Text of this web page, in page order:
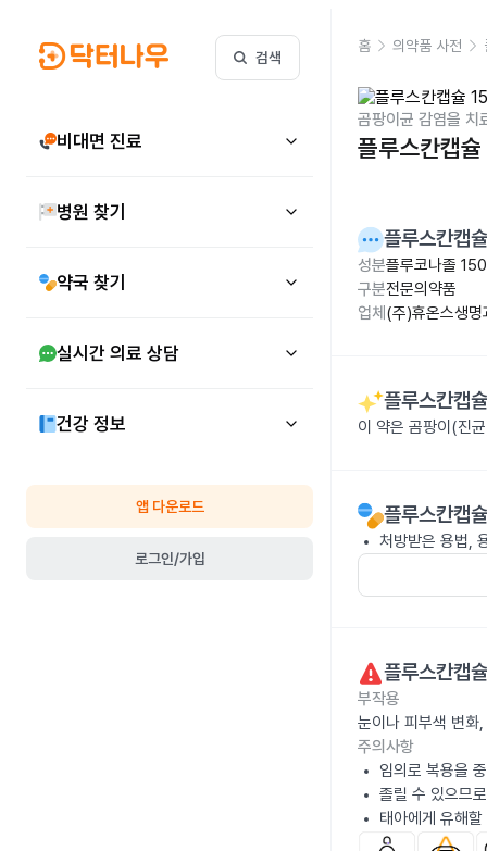
검색
비대면 진료
병원 찾기
약국 찾기
실시간 의료 상담
건강 정보
앱 다운로드
로그인/가입
홈 의약품 사전
곰팡이균 감염을 치
플루스칸캡
플루스칸캡
성분플루코나졸
구분전문의약품
업체 (주)휴온스생명
플루스칸캡
이 약은 곰팡이(진
플루스칸캡
처방받은 용법,
플루스칸캡
부작용
눈이나 피부색 변화
주의사항
임의로 복용을
졸릴 수 있으므
태아에게 유해